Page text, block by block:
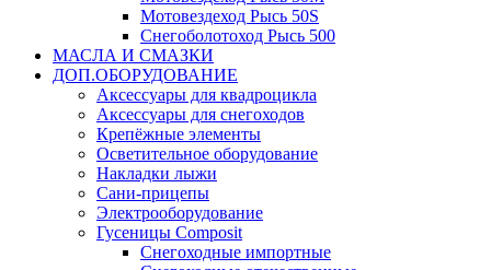
Мотовездеход Рысь 50S
Снегоболотоход Рысь 500
МАСЛА И СМАЗКИ
ДОП.ОБОРУДОВАНИЕ
Аксессуары для квадроцикла
Аксессуары для снегоходов
Крепёжные элементы
Осветительное оборудование
Накладки лыжи
Сани-прицепы
Электрооборудование
Гусеницы Composit
Снегоходные импортные